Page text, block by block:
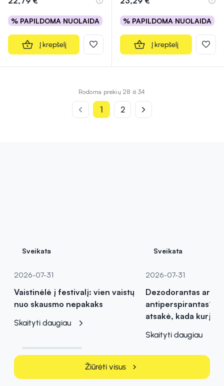
% PAPILDOMA NUOLAIDA
Į krepšelį
% PAPILDOMA NUOLAIDA
Į krepšelį
Rodoma prekių 28 iš 34
1 2
Sveikata
2026-07-31
Vaistinėlė į festivalį: vien vaistų
nuo skausmo nepakaks
Skaityti daugiau
Sveikata
2026-07-31
Dezodorantas ar
antiperspirantas?
atsakė, kada kurį
Skaityti daugiau
Žiūrėti visus chevron_right